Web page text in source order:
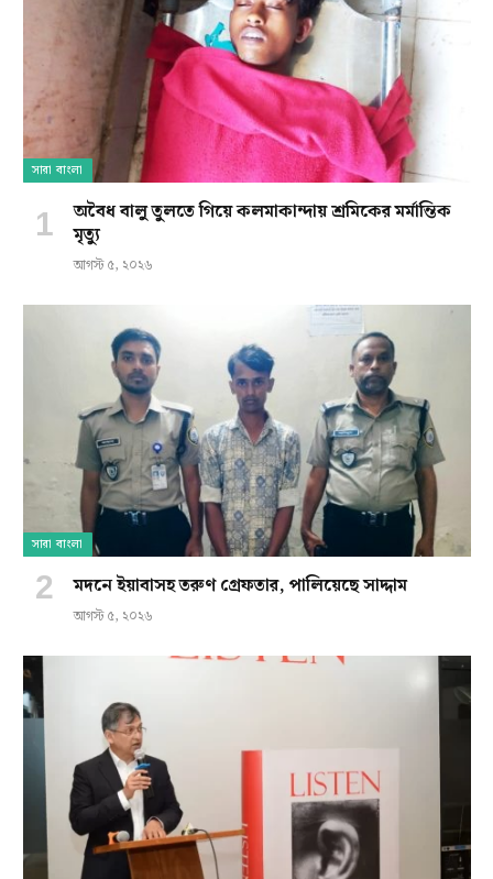
সারা বাংলা
অবৈধ বালু তুলতে গিয়ে কলমাকান্দায় শ্রমিকের মর্মান্তিক
মৃত্যু
আগস্ট ৫, ২০২৬
সারা বাংলা
মদনে ইয়াবাসহ তরুণ গ্রেফতার, পালিয়েছে সাদ্দাম
আগস্ট ৫, ২০২৬